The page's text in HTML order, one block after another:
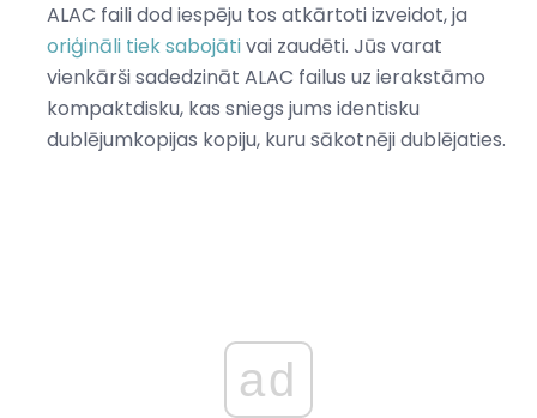
ALAC faili dod iespēju tos atkārtoti izveidot, ja
oriģināli tiek sabojātivai zaudēti. Jūs varat
vienkārši sadedzināt ALAC failus uz ierakstāmo
kompaktdisku, kas sniegs jums identisku
dublējumkopijas kopiju, kuru sākotnēji dublējaties.
ad